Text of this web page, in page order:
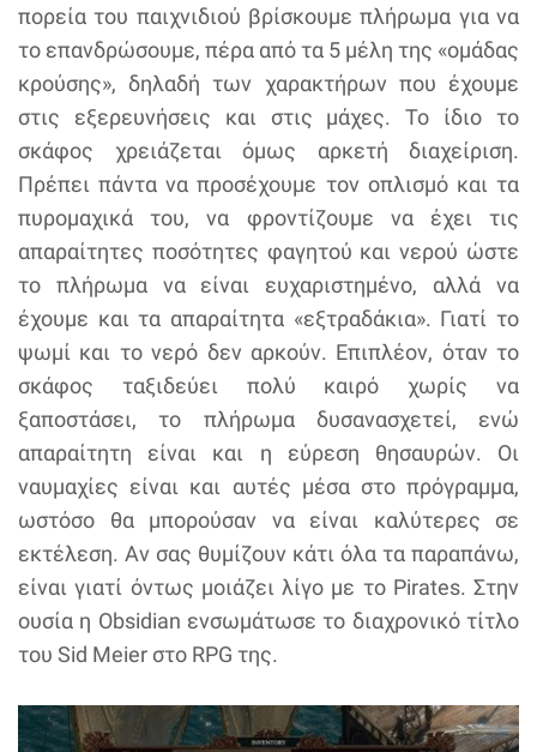
πορεία του παιχνιδιού βρίσκουμε πλήρωμα για να
το επανδρώσουμε, πέρα από τα 5 μέλη της «ομάδας
κρούσης», δηλαδή των χαρακτήρων που έχουμε
στις εξερευνήσεις και στις μάχες. Το ίδιο το
σκάφος χρειάζεται όμως αρκετή διαχείριση.
Πρέπει πάντα να προσέχουμε τον οπλισμό και τα
πυρομαχικά του, να φροντίζουμε να έχει τις
απαραίτητες ποσότητες φαγητού και νερού ώστε
το πλήρωμα να είναι ευχαριστημένο, αλλά να
έχουμε και τα απαραίτητα «εξτραδάκια». Γιατί το
ψωμί και το νερό δεν αρκούν. Επιπλέον, όταν το
σκάφος ταξιδεύει πολύ καιρό χωρίς να
ξαποστάσει, το πλήρωμα δυσανασχετεί, ενώ
απαραίτητη είναι και η εύρεση θησαυρών. Οι
ναυμαχίες είναι και αυτές μέσα στο πρόγραμμα,
ωστόσο θα μπορούσαν να είναι καλύτερες σε
εκτέλεση. Αν σας θυμίζουν κάτι όλα τα παραπάνω,
είναι γιατί όντως μοιάζει λίγο με το Pirates. Στην
ουσία η Obsidian ενσωμάτωσε το διαχρονικό τίτλο
του Sid Meier στο RPG της.